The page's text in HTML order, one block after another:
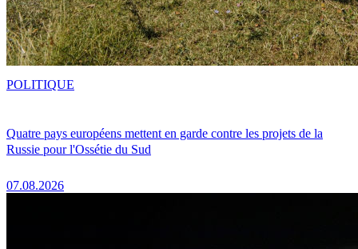
Quatre pays européens mettent en garde contre les projets de la
Russie pour l'Ossétie du Sud
07.08.2026
POLITIQUE